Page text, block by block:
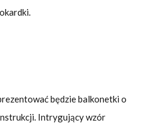
będzie balkonetki o
Intrygujący wzór